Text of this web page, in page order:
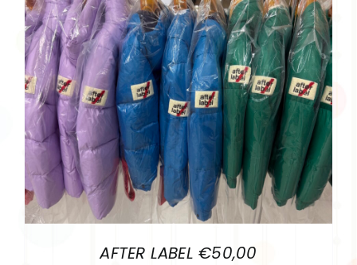
AFTER LABEL €50,00